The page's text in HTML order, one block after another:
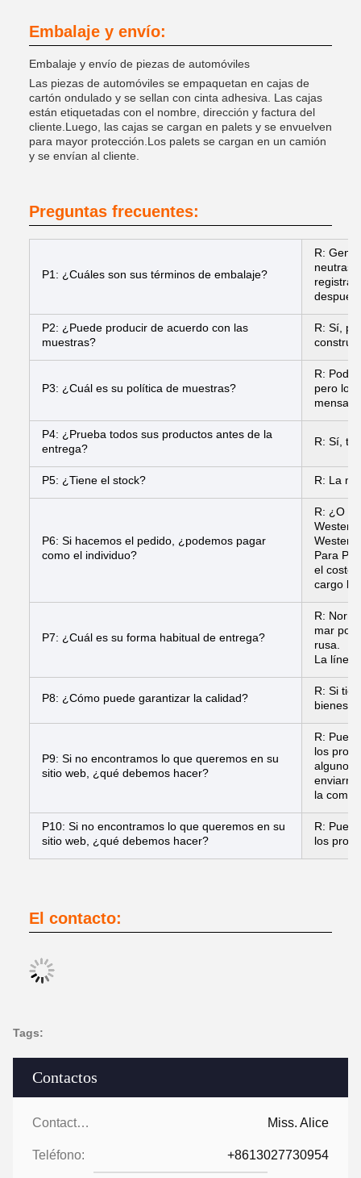
Contactos
Contactos: Miss. Alice
Teléfono: +8613027730954
Embalaje y envío:
Embalaje y envío de piezas de automóviles
Las piezas de automóviles se empaquetan en cajas de
cartón ondulado y se sellan con cinta adhesiva. Las cajas
están etiquetadas con el nombre, dirección y factura del
cliente.Luego, las cajas se cargan en palets y se envuelven
para mayor protección.Los palets se cargan en un camión
y se envían al cliente.
Preguntas frecuentes:
P1: ¿Cuáles son sus términos de embalaje?
R:
neutras
después
P2: ¿Puede producir de acuerdo con las
muestras?
R: Sí,
P3: ¿Cuál es su política de muestras?
R:
pero los
P4: ¿Prueba todos sus productos antes de la
entrega?
R: Sí,
P5: ¿Tiene el stock? R: La
P6: Si hacemos el pedido, ¿podemos pagar
como el individuo?
R: ¿O
Western
Western
Para
el costo
cargo
P7: ¿Cuál es su forma habitual de entrega?
R:
mar por
rusa.
La línea
P8: ¿Cómo puede garantizar la calidad?
R: Si
bienes
P9: Si no encontramos lo que queremos en su
sitio web, ¿qué debemos hacer?
R:
los
algunos
la
P10: Si no encontramos lo que queremos en su
sitio web, ¿qué debemos hacer?
R:
los
El contacto:
Tags: